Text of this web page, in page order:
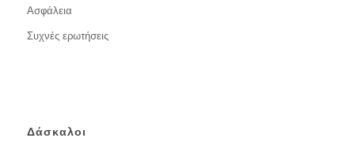
Ασφάλεια
Συχνές ερωτήσεις
Δάσκαλοι